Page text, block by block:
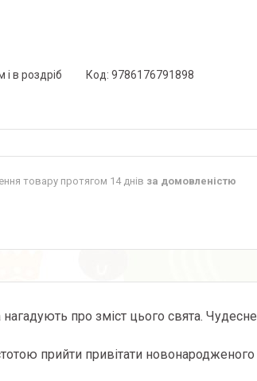
і в роздріб Код: 9786176791898
товару протягом 14 днів за домовленістю
про зміст цього свята. Чудесне
прийти привітати новонародженого